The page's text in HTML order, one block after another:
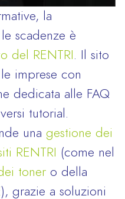
la
scadenze è
del RENTRI . Il sito
imprese con
dedicata alle FAQ
tutorial.
una gestione dei
RENTRI (come nel
toner o della
), grazie a soluzioni